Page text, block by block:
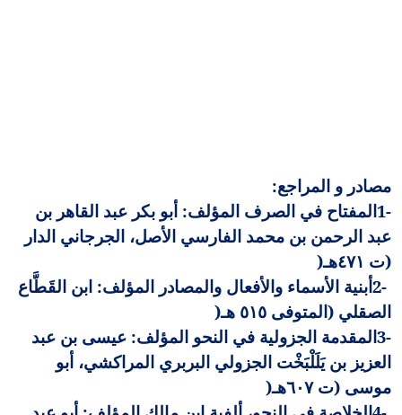
مصادر و المراجع:
1-المفتاح في الصرف المؤلف: أبو بكر عبد القاهر بن
عبد الرحمن بن محمد الفارسي الأصل، الجرجاني الدار
(ت ٤٧١هـ
)
2-أبنية الأسماء والأفعال والمصادر المؤلف: ابن القَطَّاع
الصقلي (المتوفى ٥١٥ هـ
)
3-المقدمة الجزولية في النحو المؤلف: عيسى بن عبد
العزيز بن يَلَلْبَخْت الجزولي البربري المراكشي، أبو
موسى (ت ٦٠٧هـ
)